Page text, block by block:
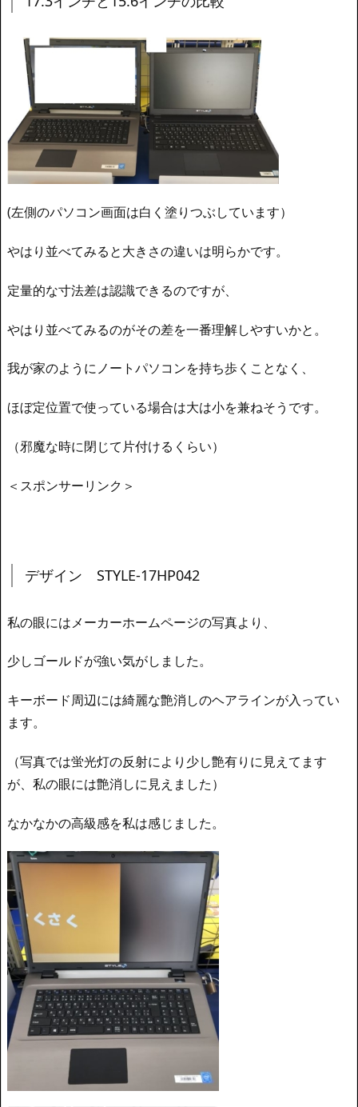
(左側のパソコン画面は白く塗りつぶしています）
やはり並べてみると大きさの違いは明らかです。
定量的な寸法差は認識できるのですが、
やはり並べてみるのがその差を一番理解しやすいかと。
我が家のようにノートパソコンを持ち歩くことなく、
ほぼ定位置で使っている場合は大は小を兼ねそうです。
（邪魔な時に閉じて片付けるくらい）
＜スポンサーリンク＞
デザイン STYLE-17HP042
私の眼にはメーカーホームページの写真より、
少しゴールドが強い気がしました。
キーボード周辺には綺麗な艶消しのヘアラインが入ってい
ます。
（写真では蛍光灯の反射により少し艶有りに見えてます
が、私の眼には艶消しに見えました）
なかなかの高級感を私は感じました。